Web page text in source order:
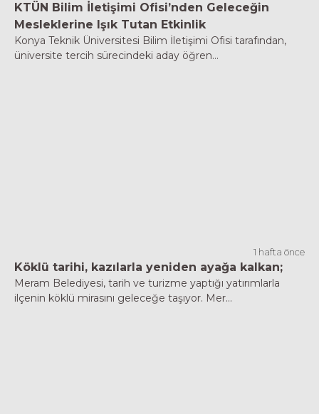
KTÜN Bilim İletişimi Ofisi’nden Geleceğin
Mesleklerine Işık Tutan Etkinlik
Konya Teknik Üniversitesi Bilim İletişimi Ofisi tarafından,
üniversite tercih sürecindeki aday öğren...
1 hafta önce
Köklü tarihi, kazılarla yeniden ayağa kalkan;
Meram Belediyesi, tarih ve turizme yaptığı yatırımlarla
ilçenin köklü mirasını geleceğe taşıyor. Mer...